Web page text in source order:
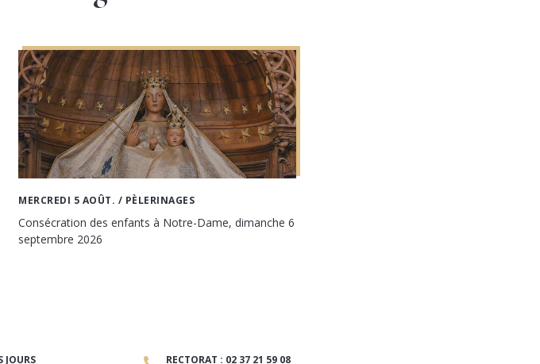
MERCREDI 5 AOÛT. / PÈLERINAGES
Consécration des enfants à Notre-Dame, dimanche 6
septembre 2026
JOURS
RECTORAT : 02 37 21 59 08